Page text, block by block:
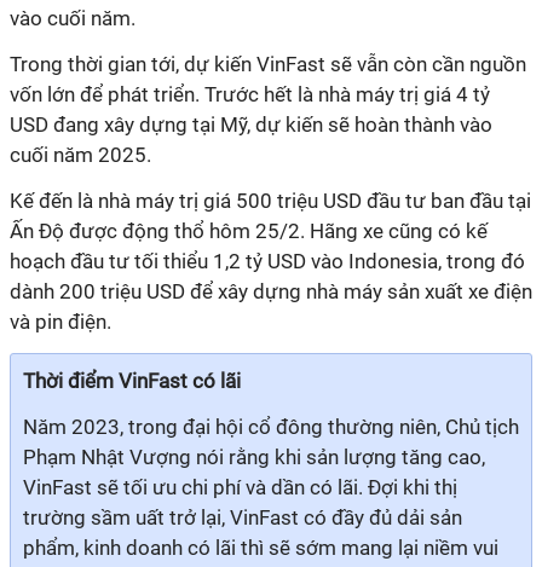
vào cuối năm.
Trong thời gian tới, dự kiến VinFast sẽ vẫn còn cần nguồn
vốn lớn để phát triển. Trước hết là nhà máy trị giá 4 tỷ
USD đang xây dựng tại Mỹ, dự kiến sẽ hoàn thành vào
cuối năm 2025.
Kế đến là nhà máy trị giá 500 triệu USD đầu tư ban đầu tại
Ấn Độ được động thổ hôm 25/2. Hãng xe cũng có kế
hoạch đầu tư tối thiểu 1,2 tỷ USD vào Indonesia, trong đó
dành 200 triệu USD để xây dựng nhà máy sản xuất xe điện
và pin điện.
Thời điểm VinFast có lãi
Năm 2023, trong đại hội cổ đông thường niên, Chủ tịch
Phạm Nhật Vượng nói rằng khi sản lượng tăng cao,
VinFast sẽ tối ưu chi phí và dần có lãi. Đợi khi thị
trường sầm uất trở lại, VinFast có đầy đủ dải sản
phẩm, kinh doanh có lãi thì sẽ sớm mang lại niềm vui